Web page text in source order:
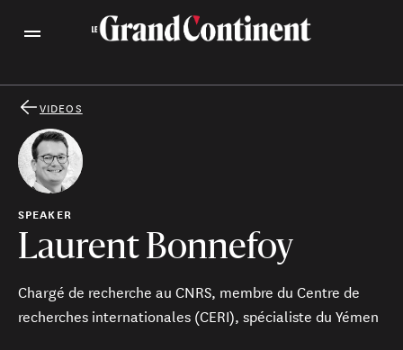
VIDEOS
SPEAKER
Laurent Bonnefoy
Chargé de recherche au CNRS, membre du Centre de
recherches internationales (CERI), spécialiste du Yémen